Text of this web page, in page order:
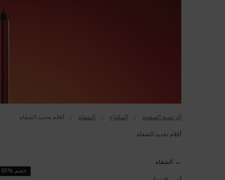
الرئسية الصفحة المكياج الشفاه أقلام تحديد الشفاه
أقلام تحديد الشفاه
الشفاه
خصم %50